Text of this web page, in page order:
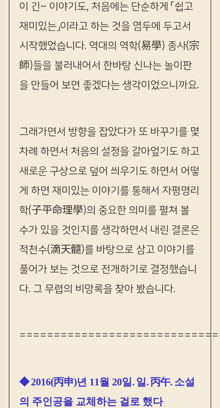
이 긴~ 이야기도, 처음에는 단순하게 「쉽고
재미있는」이라고 하는 것을 염두에 두고서
시작했었습니다. 역대의 역학(易學) 종사(宗
師)들을 불러내어서 한바탕 신나는 놀이판
을 만들어 보면 좋겠다는 생각이었으니까요.
그래가면서 방향을 잡았다가 또 바꾸기를 몇
차례 하면서 처음의 설정을 갈아엎기도 하고
새로운 구상으로 덮어 씌우기도 하면서 어떻
게 하면 재미있는 이야기를 통해서 자평명리
학(子平命理學)의 중요한 의미를 펼쳐 볼
수가 있을 것인지를 생각하면서 내린 결론은
적천수(滴天髓)를 바탕으로 삼고 이야기를
풀어가 보는 것으로 전개하기로 결정했습니
다. 그 무렵의 비망록을 찾아 봤습니다.
◆2016(丙申)년 11월 20일. 일.丙午. 소설
의 주인공을 교체하는 걸로 했다